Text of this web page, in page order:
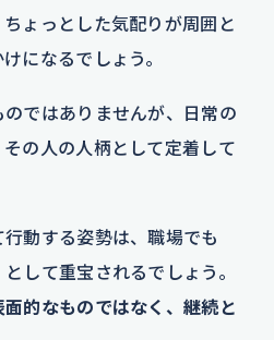
ょっとした気配りが周囲と
になるでしょう。
ではありませんが、日常の
の人の人柄として定着して
動する姿勢は、職場でも
して重宝されるでしょう。
的なものではなく、継続と